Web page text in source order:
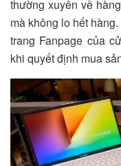
thường xuyên về
mà không lo hết
trang Fanpage của
khi quyết định mua